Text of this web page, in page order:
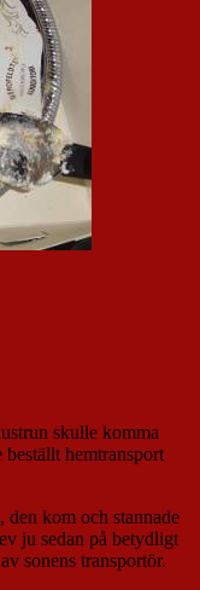
skulle komma
beställt hemtransport
kom och stannade
ju sedan på betydligt
sonens transportör.